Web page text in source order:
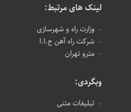
لینک های مرتبط:
وزارت راه و شهرسازی
شرکت راه آهن ج.ا.ا
مترو تهران
وبگردی:
تبلیغات متنی